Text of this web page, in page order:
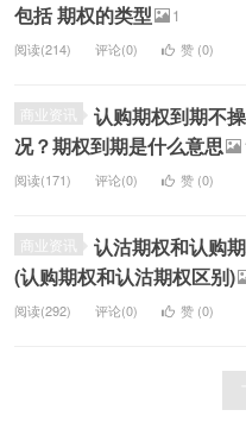
包括 期权的类型
1
阅读(214) 评论(0) 赞 (0)
商业资讯
认购期权到期不
况？期权到期是什么意思
阅读(171) 评论(0) 赞 (0)
商业资讯
认沽期权和认购
(认购期权和认沽期权区别)
阅读(292) 评论(0) 赞 (0)